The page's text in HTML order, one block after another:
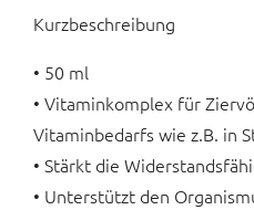
Kurzbeschreibung
• 50 ml
• Vitaminkomplex für
Vitaminbedarfs wie z.B. in
• Stärkt die
• Unterstützt den